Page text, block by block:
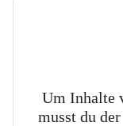
Um Inhalte
musst du